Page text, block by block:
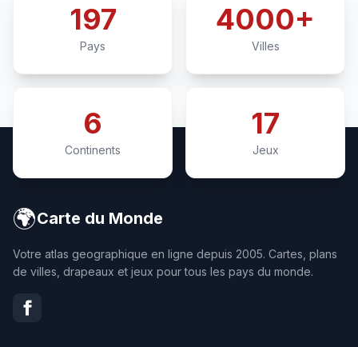
197
Pays
4000+
Villes
6
Continents
17
Jeux
🌍Carte du Monde
Votre atlas geographique en ligne depuis 2005. Cartes, plans
de villes, drapeaux et jeux pour tous les pays du monde.